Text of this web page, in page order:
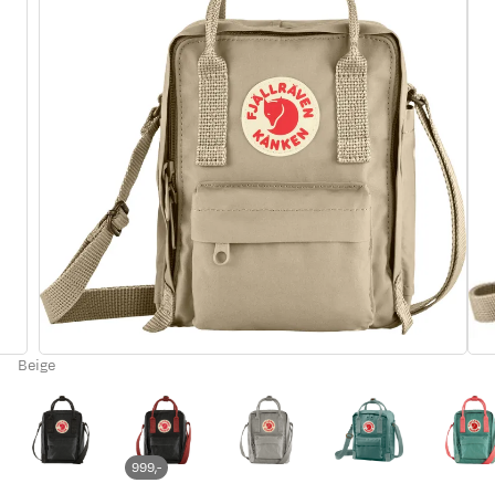
Beige
999,-